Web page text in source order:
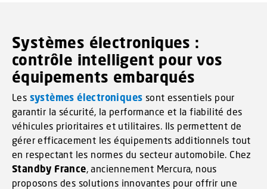
Systèmes électroniques :
contrôle intelligent pour vos
équipements embarqués
Les systèmes électroniques sont essentiels pour
garantir la sécurité, la performance et la fiabilité des
véhicules prioritaires et utilitaires. Ils permettent de
gérer efficacement les équipements additionnels tout
en respectant les normes du secteur automobile. Chez
Standby France , anciennement Mercura, nous
proposons des solutions innovantes pour offrir une